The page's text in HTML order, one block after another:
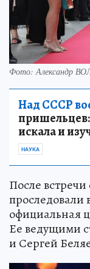
Фото:Александр
Над СССР
пришельцев:
искала и
НАУКА
После
проследовали
официальная
Ее ведущими
и Сергей